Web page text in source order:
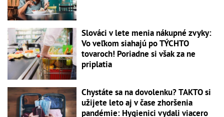
Slováci v lete menia nákupné zvyky:
Vo veľkom siahajú po TÝCHTO
tovaroch! Poriadne si však za ne
priplatia
Chystáte sa na dovolenku? TAKTO si
užijete leto aj v čase zhoršenia
pandémie: Hygienici vydali viacero